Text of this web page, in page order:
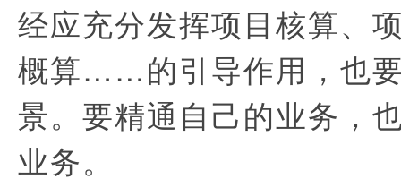
经应充分发挥项目核算、
概算……的引导作用，也
景。要精通自己的业务，
业务。